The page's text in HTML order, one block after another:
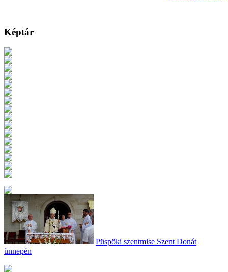
Képtár
Püspöki szentmise Szent Donát
ünnepén